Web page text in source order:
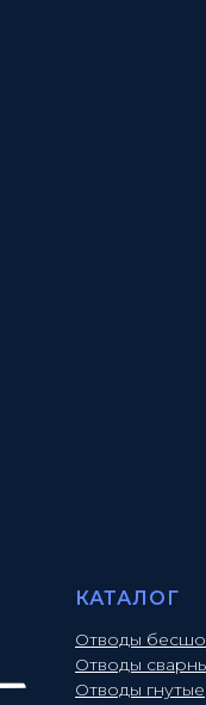
КАТАЛОГ
Отводы
Отводы
Отводы гнутые